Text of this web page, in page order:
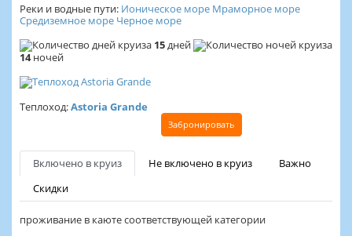
Реки и водные пути: Ионическое море Мраморное море
Средиземное море Черное море
15дней
14ночей
Теплоход:Astoria Grande
Забронировать
Включено в круиз Не включено в круиз
Важно
Скидки
проживание в каюте соответствующей категории